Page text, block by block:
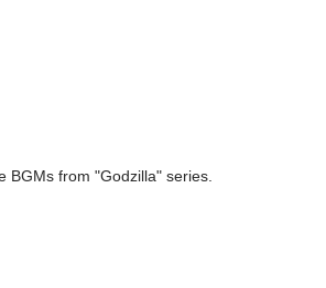
BGMs from "Godzilla" series.